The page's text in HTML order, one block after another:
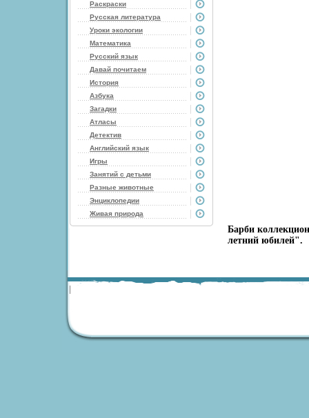
Раскраски
Русская литература
Уроки экологии
Математика
Русский язык
Давай почитаем
История
Азбука
Загадки
Атласы
Детектив
Английский язык
Игры
Занятий с детьми
Разные животные
Энциклопедии
Живая природа
Барби
летний юбилей".